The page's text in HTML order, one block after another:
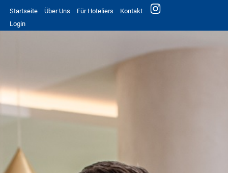
Startseite Über Uns Für Hoteliers
Kontakt
Login